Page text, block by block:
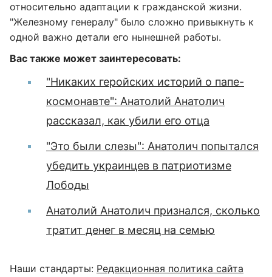
относительно адаптации к гражданской жизни.
"Железному генералу" было сложно привыкнуть к
одной важно детали его нынешней работы.
Вас также может заинтересовать:
"Никаких геройских историй о папе-
космонавте": Анатолий Анатолич
рассказал, как убили его отца
"Это были слезы": Анатолич попытался
убедить украинцев в патриотизме
Лободы
Анатолий Анатолич признался, сколько
тратит денег в месяц на семью
Наши стандарты: Редакционная политика сайта